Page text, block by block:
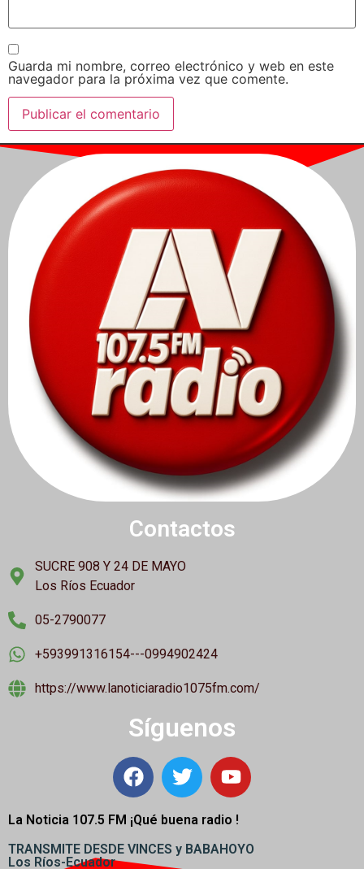
Guarda mi nombre, correo electrónico y web en este
navegador para la próxima vez que comente.
Contactos
SUCRE 908 Y 24 DE MAYO
Los Ríos Ecuador
05-2790077
+593991316154---0994902424
https://www.lanoticiaradio1075fm.com/
Síguenos
La Noticia 107.5 FM ¡Qué buena radio !
TRANSMITE DESDE VINCES y BABAHOYO
Los Ríos-Ecuador